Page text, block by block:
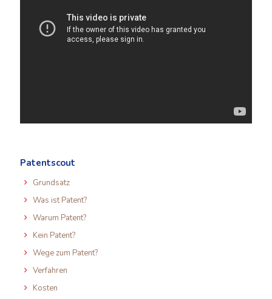
Patentscout
Grundsatz
Was ist Patent?
Warum Patent?
Kein Patent?
Wege zum Patent?
Verfahren
Kosten